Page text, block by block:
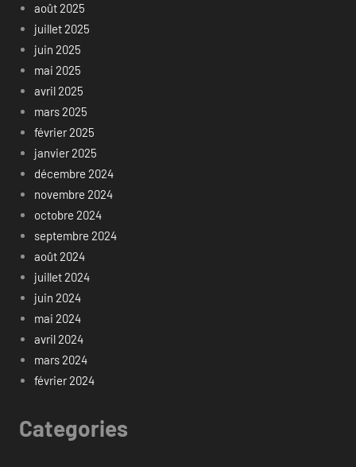
août 2025
juillet 2025
juin 2025
mai 2025
avril 2025
mars 2025
février 2025
janvier 2025
décembre 2024
novembre 2024
octobre 2024
septembre 2024
août 2024
juillet 2024
juin 2024
mai 2024
avril 2024
mars 2024
février 2024
Categories